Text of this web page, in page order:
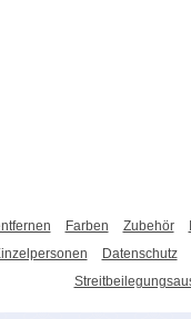
Farben Zubehör
Datenschutz